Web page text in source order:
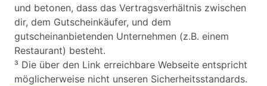
und betonen, dass das Vertragsverhältnis zwischen
dir, dem Gutscheinkäufer, und dem
gutscheinanbietenden Unternehmen (z.B. einem
Restaurant) besteht.
³ Die über den Link erreichbare Webseite entspricht
möglicherweise nicht unseren Sicherheitsstandards.